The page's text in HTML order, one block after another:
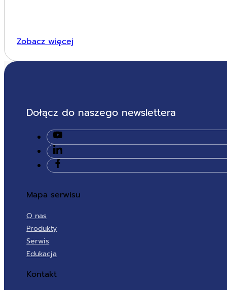
Zobacz więcej
Dołącz do naszego newslettera
Mapa serwisu
O nas
Produkty
Serwis
Edukacja
Kontakt